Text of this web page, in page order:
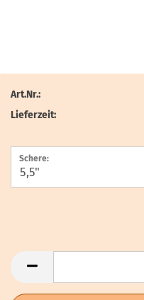
Art.Nr.:
Lieferzeit:
Schere: